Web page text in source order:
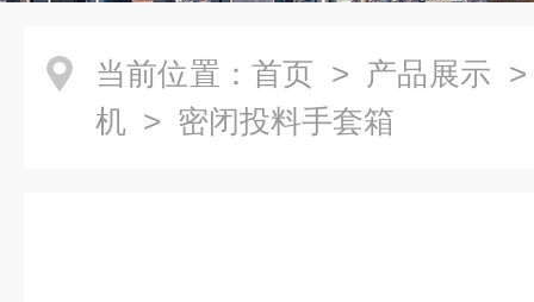
当前位置： 首页 > 产品展示
机 > 密闭投料手套箱